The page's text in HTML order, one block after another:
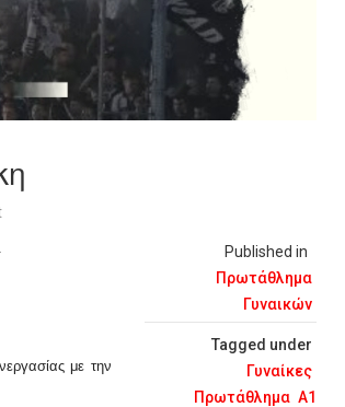
Published in
Πρωτάθλημα
Γυναικών
Tagged under
Γυναίκες
Πρωτάθλημα Α1
με την